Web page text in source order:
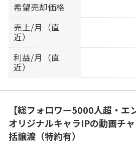
希望売却価格
売上/月（直
近）
利益/月（直
近）
【総フォロワー5000人超・エ
オリジナルキャラIPの動画チ
括譲渡（特約有）